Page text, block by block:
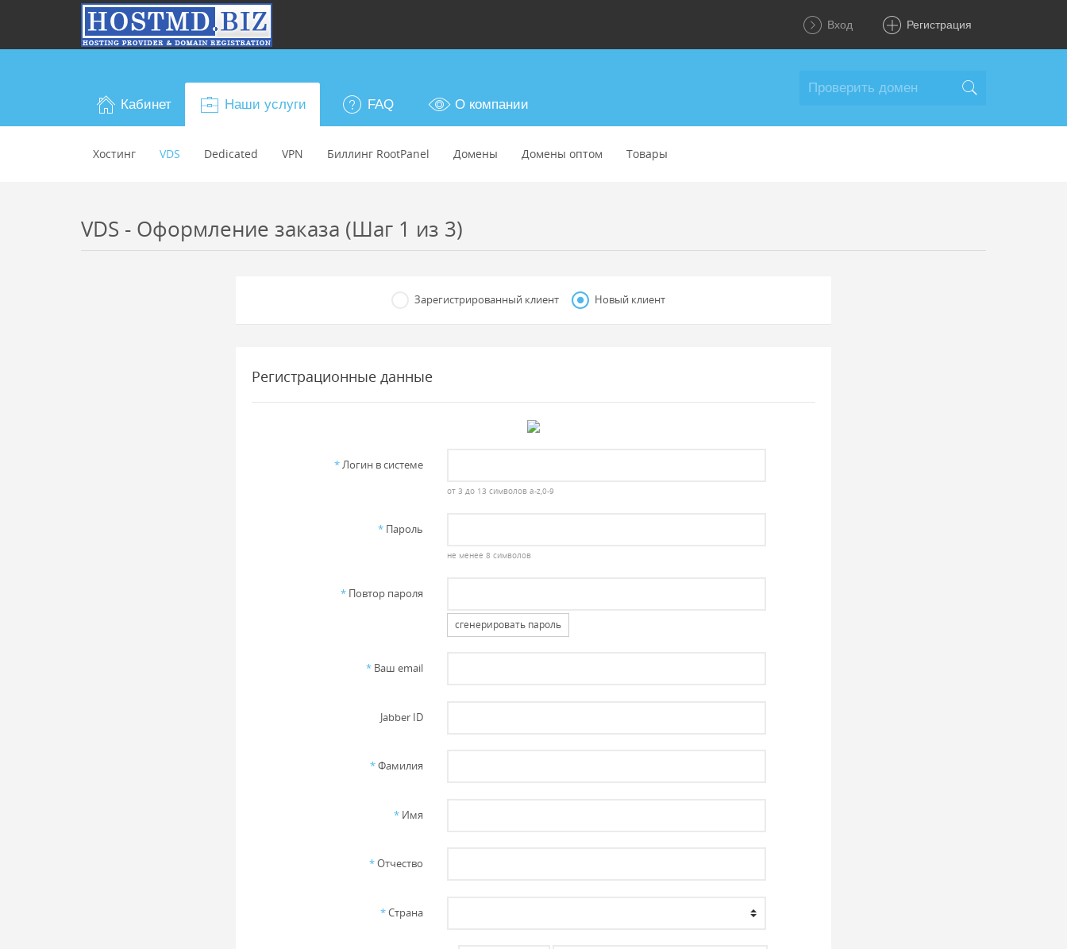
Вход Регистрация
Кабинет Наши услуги
Хостинг VDS Dedicated VPN Биллинг RootPanel Домены Домены оптом Товары
FAQ О компании
VDS - Оформление заказа (Шаг 1 из 3)
Зарегистрированный клиент Новый клиент
Регистрационные данные
*Логин в системе
от 3 до 13 символов a-z,0-9
* Пароль
не менее 8 символов
* Повтор пароля
сгенерировать пароль
* Ваш email
Jabber ID
*Фамилия
* Имя
*Отчество
*Страна